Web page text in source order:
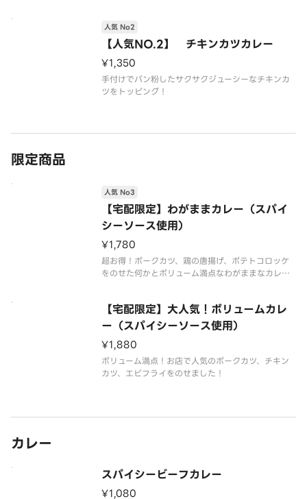
【人気NO.2】 チキンカツカレー
人気 No2
¥1,350
手付けでパン粉したサクサクジューシーなチキンカ
ツをトッピング！
限定商品
【宅配限定】わがままカレー（スパイ
シーソース使用）
人気 No3
¥1,780
超お得！ポークカツ、鶏の唐揚げ、ポテトコロッケ
をのせた何かとボリューム満点なわがままなカレ
【宅配限定】大人気！ボリュームカレ
ー（スパイシーソース使用）
¥1,880
ボリューム満点！お店で人気のポークカツ、チキン
カツ、エビフライをのせました！
カレー
スパイシービーフカレー
¥1,080